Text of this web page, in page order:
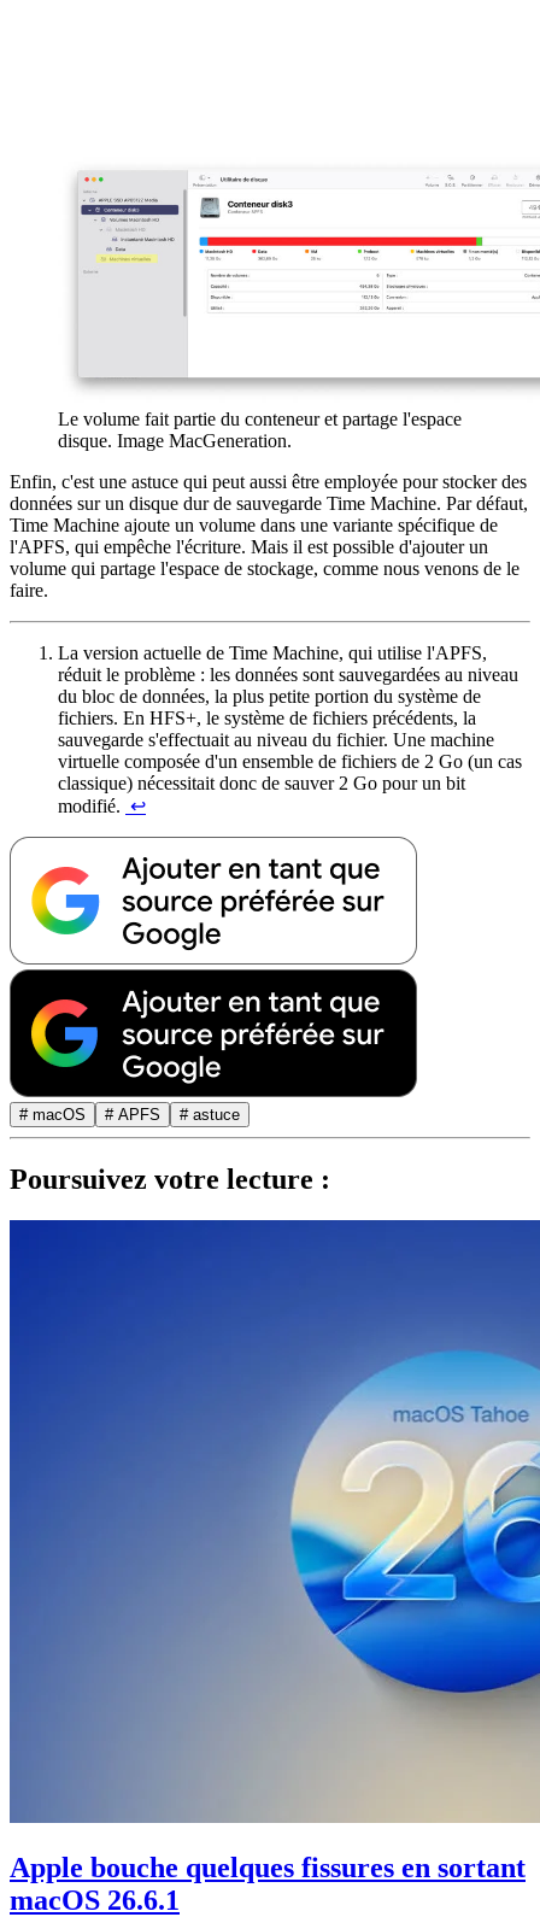
Le volume fait partie du conteneur et partage l'espace
disque. Image MacGeneration.
Enfin, c'est une astuce qui peut aussi être employée pour stocker des
données sur un disque dur de sauvegarde Time Machine. Par défaut,
Time Machine ajoute un volume dans une variante spécifique de
l'APFS, qui empêche l'écriture. Mais il est possible d'ajouter un
volume qui partage l'espace de stockage, comme nous venons de le
faire.
La version actuelle de Time Machine, qui utilise l'APFS,
réduit le problème : les données sont sauvegardées au niveau
du bloc de données, la plus petite portion du système de
fichiers. En HFS+, le système de fichiers précédents, la
sauvegarde s'effectuait au niveau du fichier. Une machine
virtuelle composée d'un ensemble de fichiers de 2 Go (un cas
classique) nécessitait donc de sauver 2 Go pour un bit
modifié. ↩︎
# macOS # APFS # astuce
Poursuivez votre lecture :
Apple bouche quelques fissures en sortant
macOS 26.6.1